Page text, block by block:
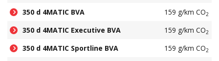
350 d 4MATIC BVA 159 g/km CO2
350 d 4MATIC Executive BVA 159 g/km CO2
350 d 4MATIC Sportline BVA 159 g/km CO2